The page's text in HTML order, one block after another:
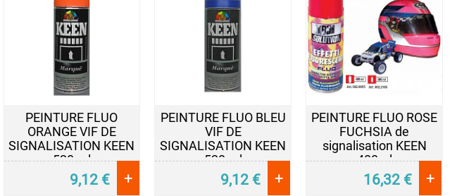
PEINTURE FLUO
ORANGE VIF DE
SIGNALISATION KEEN
520 ml
9,12€ +
PEINTURE FLUO BLEU
VIF DE
SIGNALISATION KEEN
520 ml
9,12 € +
PEINTURE FLUO ROSE
FUCHSIA de
signalisation KEEN
400ml
16,32 € +